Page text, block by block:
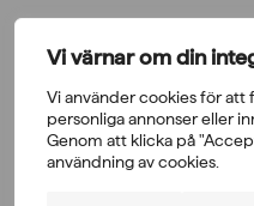
Vi värnar om din
Vi använder cookies för att
personliga annonser eller
Genom att klicka på
användning av cookies.